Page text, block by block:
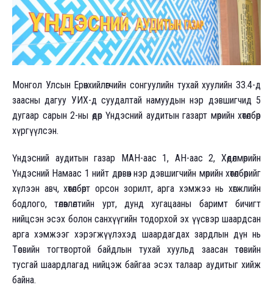
Монгол Улсын Ерөнхийлөгчийн сонгуулийн тухай хуулийн 33.4-д
заасны дагуу УИХ-д суудалтай намуудын нэр дэвшигчид 5
дугаар сарын 2-ны өдөр Үндэсний аудитын газарт мөрийн хөтөлбөрөө
хүргүүлсэн.
Үндэсний аудитын газар МАН-аас 1, АН-аас 2, Хөдөлмөрийн
Үндэсний Намаас 1 нийт дөрвөн нэр дэвшигчийн мөрийн хөтөлбөрийг
хүлээн авч, хөтөлбөрт орсон зорилт, арга хэмжээ нь хөгжлийн
бодлого, төлөвлөлтийн урт, дунд хугацааны баримт бичигт
нийцсэн эсэх болон санхүүгийн тодорхой эх үүсвэр шаардсан
арга хэмжээг хэрэгжүүлэхэд шаардагдах зардлын дүн нь
Төсвийн тогтвортой байдлын тухай хуульд заасан төсвийн
тусгай шаардлагад нийцэж байгаа эсэх талаар аудитыг хийж
байна.